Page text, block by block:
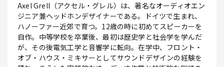
Axel Grell（アクセル・グレル）は、著名なオーディオエン
ジニア兼ヘッドホンデザイナーである。ドイツで生まれ、
ハノーファー近郊で育つ。12歳の時に初めてスピーカーを
自作。中等学校を卒業後、最初は歴史学と社会学を学んだ
が、その後電気工学と音響学に転向。在学中、フロント・
オブ・ハウス・ミキサーとしてサウンドデザインの経験を